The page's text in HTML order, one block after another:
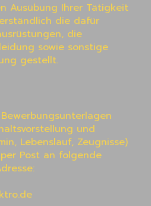
Ausübung Ihrer Tätigkeit
die dafür
die
sowie sonstige
gestellt.
und
Lebenslauf, Zeugnisse)
Post an folgende